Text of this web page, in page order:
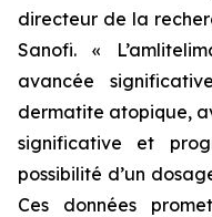
directeur de la
Sanofi. «
avancée
dermatite atopique,
significative et
possibilité d’un
Ces données